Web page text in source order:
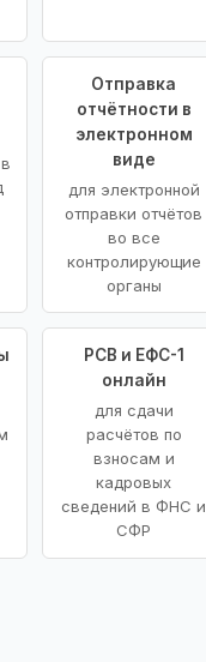
Отправка
отчётности в
электронном
виде
для электронной
отправки отчётов
во все
контролирующие
органы
РСВ и ЕФС-1
онлайн
для сдачи
расчётов по
взносам и
кадровых
сведений в ФНС и
СФР